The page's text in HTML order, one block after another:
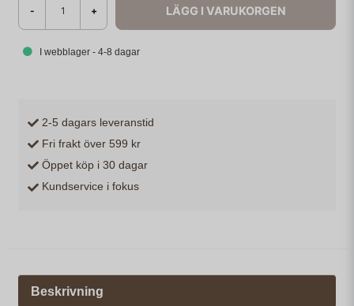
- + LÄGG I VARUKORGEN
I webblager - 4-8 dagar
2-5 dagars leveranstid
Fri frakt över 599 kr
Öppet köp i 30 dagar
Kundservice i fokus
Beskrivning